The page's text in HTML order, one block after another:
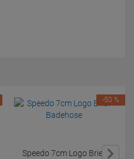
Speedo 7cm Logo Brief
-50 %